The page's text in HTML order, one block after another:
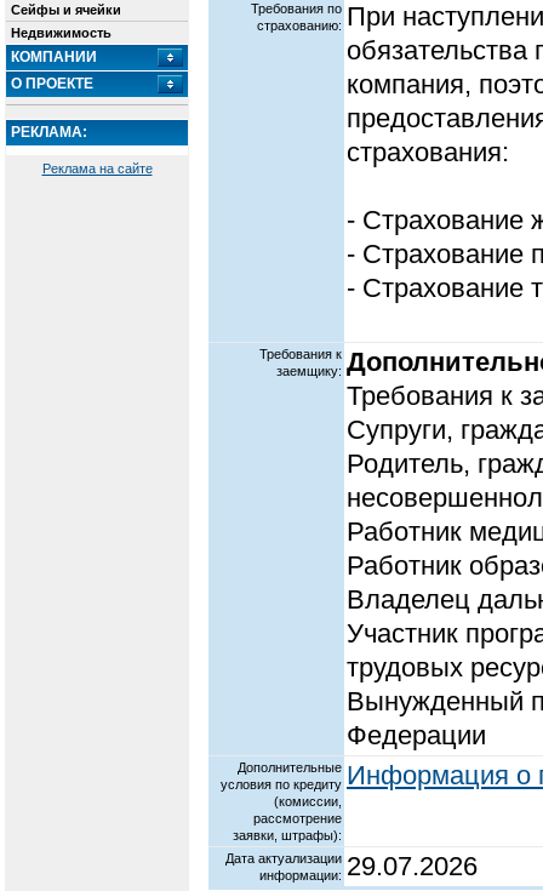
Сейфы и ячейки
Недвижимость
КОМПАНИИ
О ПРОЕКТЕ
РЕКЛАМА:
Реклама на сайте
Требования по
страхованию: При
обязательства
компания,
страхования:
- Страхование
- Страхование
- Страхование
Требования к
заемщику:
Требования к
Супруги,
Родитель,
Работник
Работник
Владелец
Участник
трудовых
Вынужденный
Федерации
Дополнительные
условия по кредиту
(комиссии,
рассмотрение
заявки, штрафы):
Информация о
Дата актуализации
информации: 29.07.2026